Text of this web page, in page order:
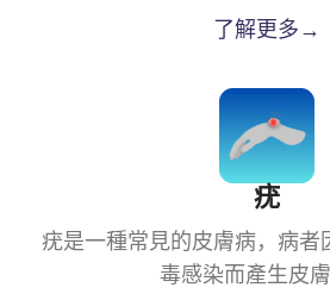
了解更多→
疣
疣是一種常見的皮膚病，病者
毒感染而產生皮